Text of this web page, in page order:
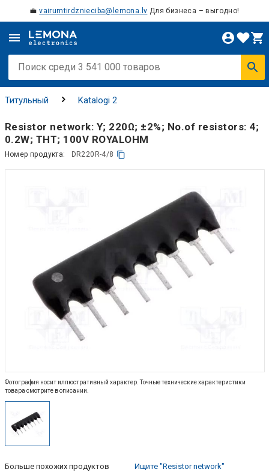
💼vairumtirdznieciba@lemona.lv Для бизнеса – выгодно!
Титульный Katalogi 2
Resistor network: Y; 220Ω; ±2%; No.of resistors: 4;
0.2W; THT; 100V ROYALOHM
Номер продукта: DR220R-4/8
Фотография носит иллюстративный характер. Точные технические характеристики
товара смотрите в описании.
Больше похожих продуктов Ищите "Resistor network"